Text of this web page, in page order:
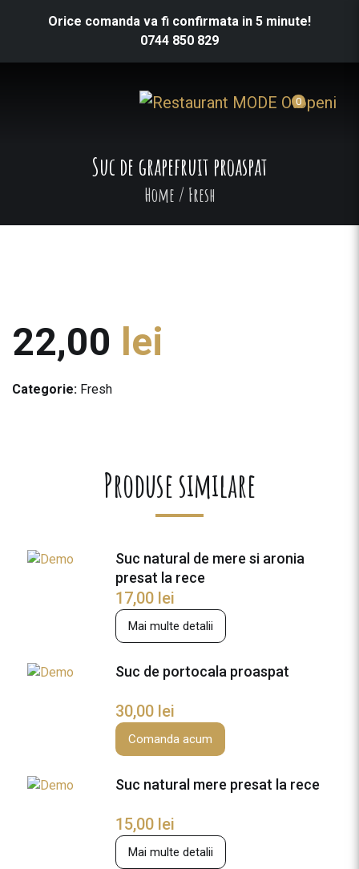
Orice comanda va fi confirmata in 5 minute!
0744 850 829
0
Suc de grapefruit proaspat
Home / Fresh
22,00 lei
Categorie: Fresh
Produse similare
Suc natural de mere si aronia
presat la rece
17,00 lei
Mai multe detalii
Suc de portocala proaspat
30,00 lei
Comanda acum
Suc natural mere presat la rece
15,00 lei
Mai multe detalii